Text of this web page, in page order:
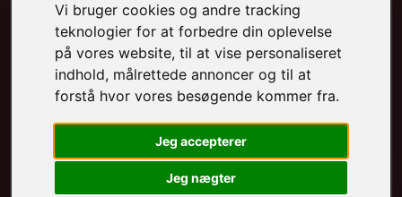
Vi bruger cookies og andre tracking
teknologier for at forbedre din oplevelse
på vores website, til at vise personaliseret
indhold, målrettede annoncer og til at
forstå hvor vores besøgende kommer fra.
Jeg accepterer
Jeg nægter
Beregn prisen her
MALEROPGAVER - INDVENDIGT:
MALEROPGAVER - UDVENDIGT: